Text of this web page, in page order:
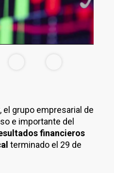
, el grupo empresarial de
e importante del
financieros
terminado el 29 de